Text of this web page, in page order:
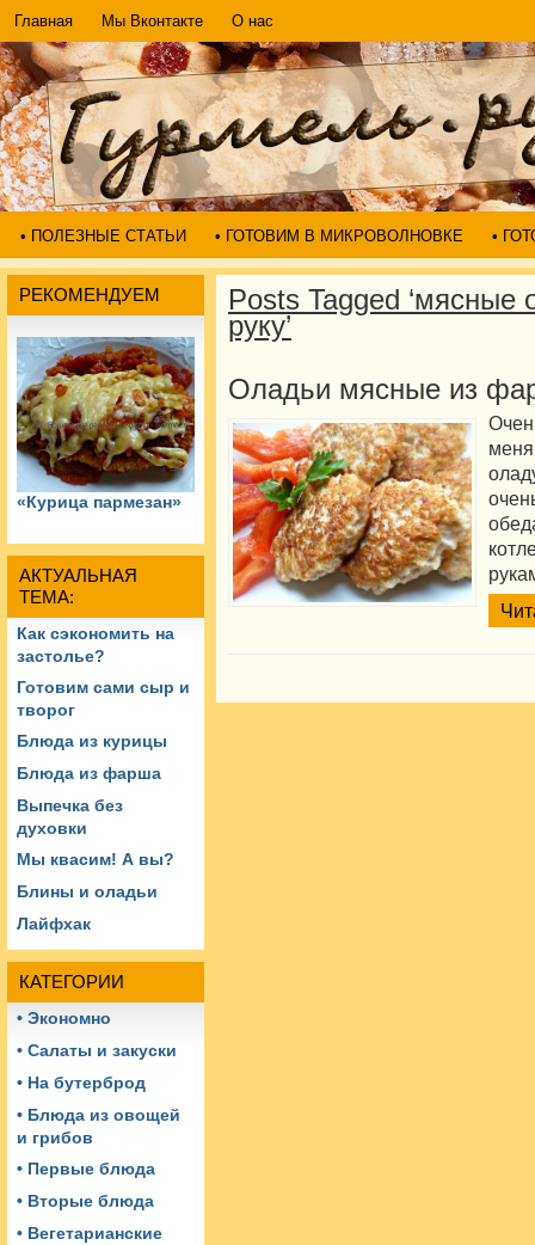
Главная Мы Вконтакте О нас
• ПОЛЕЗНЫЕ СТАТЬИ • ГОТОВИМ В МИКРОВОЛНОВКЕ •
РЕКОМЕНДУЕМ
«Курица пармезан»
АКТУАЛЬНАЯ
ТЕМА:
Как сэкономить на
застолье?
Готовим сами сыр и
творог
Блюда из курицы
Блюда из фарша
Выпечка без
духовки
Мы квасим! А вы?
Блины и оладьи
Лайфхак
КАТЕГОРИИ
• Экономно
• Салаты и закуски
• На бутерброд
• Блюда из овощей
и грибов
• Первые блюда
• Вторые блюда
• Вегетарианские
Posts Tagged ‘мясные
руку’
Оладьи мясные из